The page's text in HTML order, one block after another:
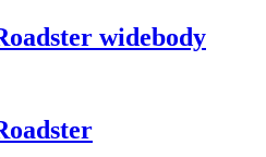
widebody